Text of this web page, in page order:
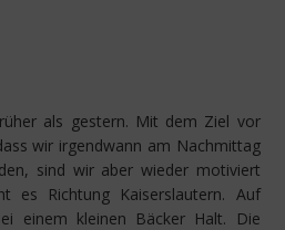
als gestern. Mit dem Ziel vor
wir irgendwann am Nachmittag
sind wir aber wieder motiviert
es Richtung Kaiserslautern. Auf
einem kleinen Bäcker Halt. Die